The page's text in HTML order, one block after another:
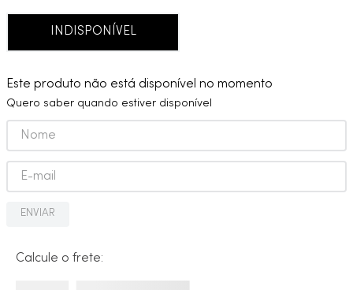
INDISPONÍVEL
Este produto não está disponível no momento
Quero saber quando estiver disponível
ENVIAR
Calcule o frete:
9º
red gold